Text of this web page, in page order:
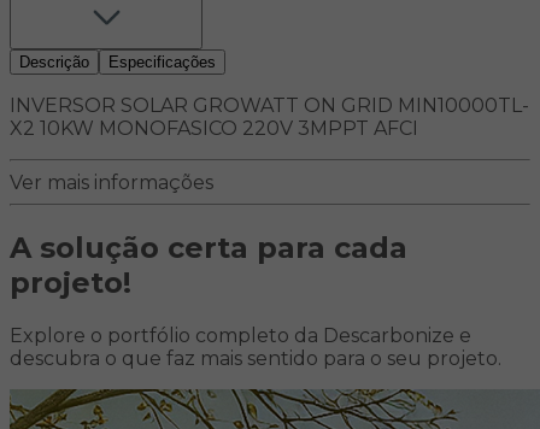
Descrição Especificações
INVERSOR SOLAR GROWATT ON GRID MIN10000TL-
X2 10KW MONOFASICO 220V 3MPPT AFCI
Ver mais informações
A solução certa para cada
projeto!
Explore o portfólio completo da Descarbonize e
descubra o que faz mais sentido para o seu projeto.